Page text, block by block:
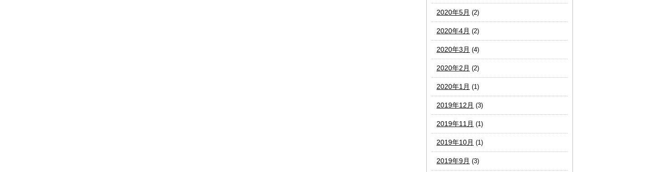
2020年5月 (2)
2020年4月 (2)
2020年3月 (4)
2020年2月 (2)
2020年1月 (1)
2019年12月 (3)
2019年11月 (1)
2019年10月 (1)
2019年9月 (3)